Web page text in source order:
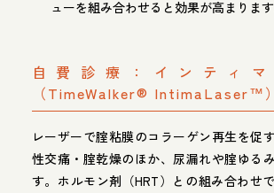
ューを組み合わせると効果が高まります
自費診療：インティ
（TimeWalker® IntimaLaser™）
レーザーで腟粘膜のコラーゲン再生を促
性交痛・腟乾燥のほか、尿漏れや腟ゆる
す。ホルモン剤（HRT）との組み合わせ